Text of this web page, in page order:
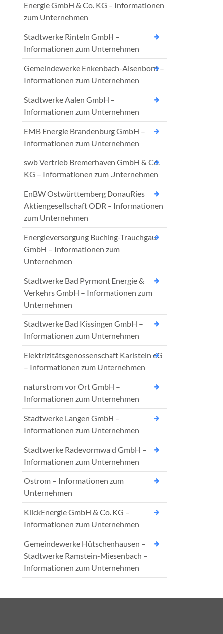
Energie GmbH & Co. KG – Informationen
zum Unternehmen
Stadtwerke Rinteln GmbH –
Informationen zum Unternehmen
Gemeindewerke Enkenbach-Alsenborn –
Informationen zum Unternehmen
Stadtwerke Aalen GmbH –
Informationen zum Unternehmen
EMB Energie Brandenburg GmbH –
Informationen zum Unternehmen
swb Vertrieb Bremerhaven GmbH & Co.
KG – Informationen zum Unternehmen
EnBW Ostwürttemberg DonauRies
Aktiengesellschaft ODR – Informationen
zum Unternehmen
Energieversorgung Buching-Trauchgau
GmbH – Informationen zum
Unternehmen
Stadtwerke Bad Pyrmont Energie &
Verkehrs GmbH – Informationen zum
Unternehmen
Stadtwerke Bad Kissingen GmbH –
Informationen zum Unternehmen
Elektrizitätsgenossenschaft Karlstein eG
– Informationen zum Unternehmen
naturstrom vor Ort GmbH –
Informationen zum Unternehmen
Stadtwerke Langen GmbH –
Informationen zum Unternehmen
Stadtwerke Radevormwald GmbH –
Informationen zum Unternehmen
Ostrom – Informationen zum
Unternehmen
KlickEnergie GmbH & Co. KG –
Informationen zum Unternehmen
Gemeindewerke Hütschenhausen –
Stadtwerke Ramstein-Miesenbach –
Informationen zum Unternehmen